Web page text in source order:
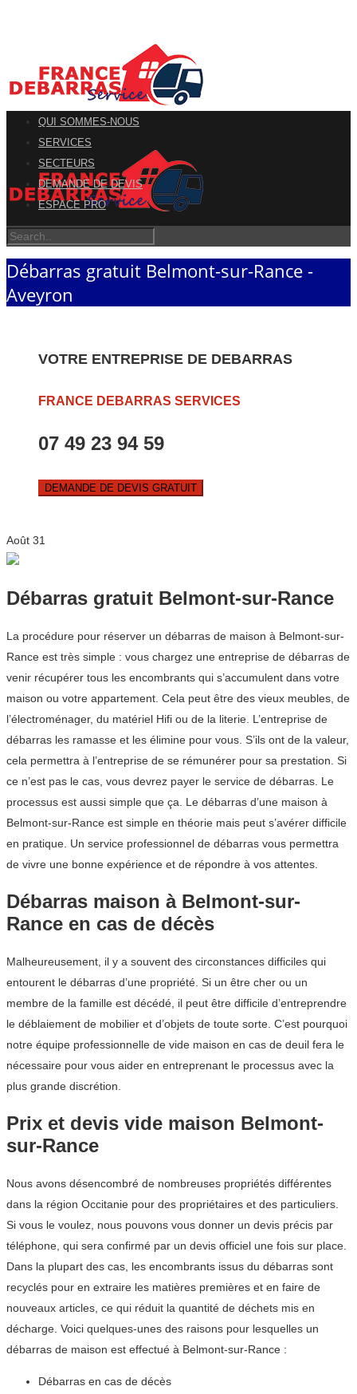
QUI SOMMES-NOUS
SERVICES
SECTEURS
DEMANDE DE DEVIS
ESPACE PRO
Débarras gratuit Belmont-sur-Rance -
Aveyron
VOTRE ENTREPRISE DE DEBARRAS
FRANCE DEBARRAS SERVICES
07 49 23 94 59
DEMANDE DE DEVIS GRATUIT
Août 31
Débarras gratuit Belmont-sur-Rance
La procédure pour réserver un débarras de maison à Belmont-sur-
Rance est très simple : vous chargez une entreprise de débarras de
venir récupérer tous les encombrants qui s’accumulent dans votre
maison ou votre appartement. Cela peut être des vieux meubles, de
l’électroménager, du matériel Hifi ou de la literie. L’entreprise de
débarras les ramasse et les élimine pour vous. S’ils ont de la valeur,
cela permettra à l’entreprise de se rémunérer pour sa prestation. Si
ce n’est pas le cas, vous devrez payer le service de débarras. Le
processus est aussi simple que ça. Le débarras d’une maison à
Belmont-sur-Rance est simple en théorie mais peut s’avérer difficile
en pratique. Un service professionnel de débarras vous permettra
de vivre une bonne expérience et de répondre à vos attentes.
Débarras maison à Belmont-sur-
Rance en cas de décès
Malheureusement, il y a souvent des circonstances difficiles qui
entourent le débarras d’une propriété. Si un être cher ou un
membre de la famille est décédé, il peut être difficile d’entreprendre
le déblaiement de mobilier et d’objets de toute sorte. C’est pourquoi
notre équipe professionnelle de vide maison en cas de deuil fera le
nécessaire pour vous aider en entreprenant le processus avec la
plus grande discrétion.
Prix et devis vide maison Belmont-
sur-Rance
Nous avons désencombré de nombreuses propriétés différentes
dans la région Occitanie pour des propriétaires et des particuliers.
Si vous le voulez, nous pouvons vous donner un devis précis par
téléphone, qui sera confirmé par un devis officiel une fois sur place.
Dans la plupart des cas, les encombrants issus du débarras sont
recyclés pour en extraire les matières premières et en faire de
nouveaux articles, ce qui réduit la quantité de déchets mis en
décharge. Voici quelques-unes des raisons pour lesquelles un
débarras de maison est effectué à Belmont-sur-Rance :
Débarras en cas de décès